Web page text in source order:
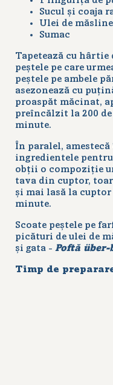
Sucul și coaja
Ulei de măsline
Sumac
Tapetează cu
peștele pe care
peștele pe ambele
asezonează cu
proaspăt măcinat,
preîncălzit la 200 de
minute.
În paralel,
ingredientele
obții o compoziție
tava din cuptor,
și mai lasă la
minute.
Scoate peștele pe
picături de ulei de
și gata - Poftă über-
Timp de